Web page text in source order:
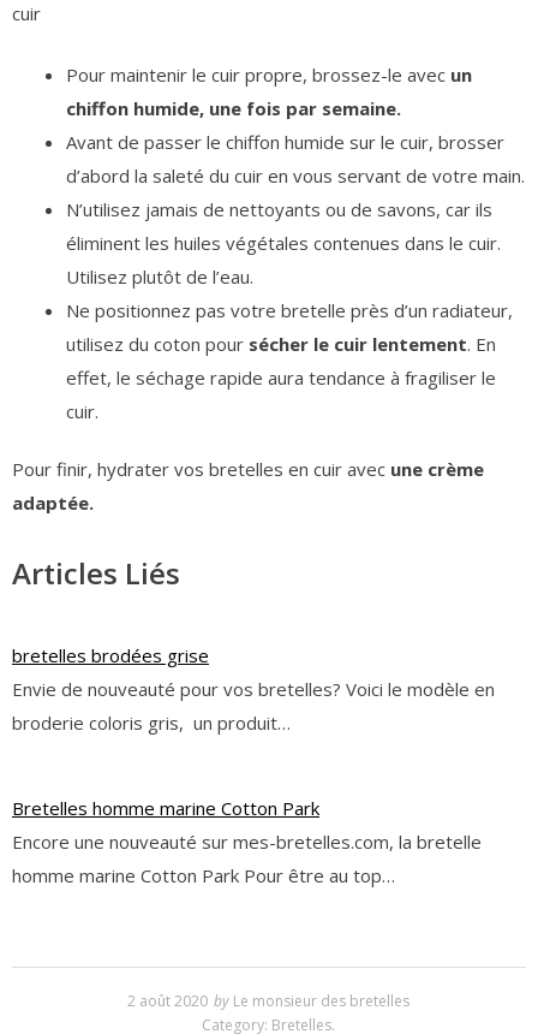
cuir
Pour maintenir le cuir propre, brossez-le avec un
chiffon humide, une fois par semaine.
Avant de passer le chiffon humide sur le cuir, brosser
d’abord la saleté du cuir en vous servant de votre main.
N’utilisez jamais de nettoyants ou de savons, car ils
éliminent les huiles végétales contenues dans le cuir.
Utilisez plutôt de l’eau.
Ne positionnez pas votre bretelle près d’un radiateur,
utilisez du coton pour sécher le cuir lentement. En
effet, le séchage rapide aura tendance à fragiliser le
cuir.
Pour finir, hydrater vos bretelles en cuir avec une crème
adaptée.
Articles Liés
bretelles brodées grise
Envie de nouveauté pour vos bretelles? Voici le modèle en
broderie coloris gris, un produit…
Bretelles homme marine Cotton Park
Encore une nouveauté sur mes-bretelles.com, la bretelle
homme marine Cotton Park Pour être au top…
2 août 2020 by Le monsieur des bretelles
Category: Bretelles.